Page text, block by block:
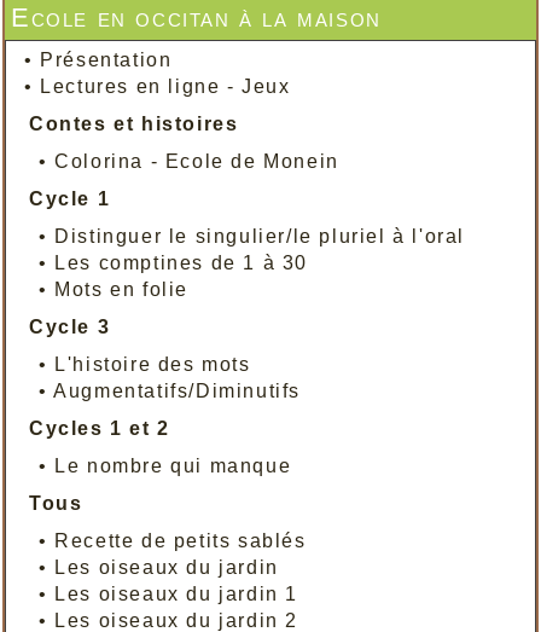
Ecole en occitan à la maison
• Présentation
•
Lectures en ligne - Jeux
Contes et histoires
•Colorina - Ecole de Monein
Cycle 1
• Distinguer le singulier/le pluriel à l'oral
•
Les comptines de 1 à 30
• Mots en folie
Cycle 3
•
L'histoire des mots
•Augmentatifs/Diminutifs
Cycles 1 et 2
•
Le nombre qui manque
Tous
• Recette de petits sablés
•
Les oiseaux du jardin
•
Les oiseaux du jardin 1
•
Les oiseaux du jardin 2